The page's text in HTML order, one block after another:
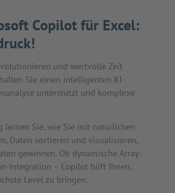
Copilot für Excel:
und wertvolle Zeit
Sie einen intelligenten KI-
unterstützt und komplexe
lernen Sie, wie Sie mit natürlichen
Daten sortieren und visualisieren,
gewinnen. Ob dynamische Array-
Integration – Copilot hilft Ihnen,
Level zu bringen.